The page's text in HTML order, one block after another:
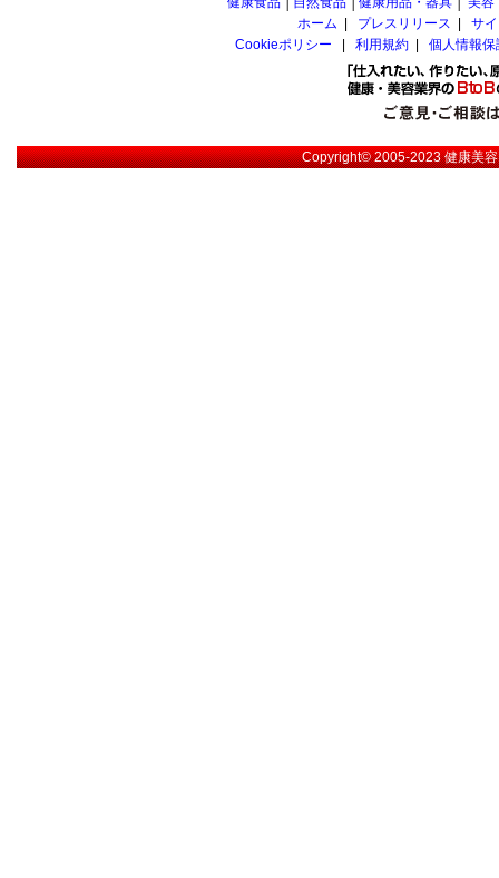
ホーム
プレスリリース
サ
Cookieポリシー
利用規約 個人情報
Copyright© 2005-2023健康美